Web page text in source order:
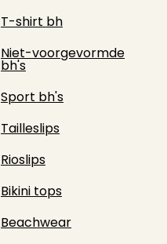
T-shirt bh
Niet-voorgevormde
bh's
Sport bh's
Tailleslips
Rioslips
Bikini tops
Beachwear